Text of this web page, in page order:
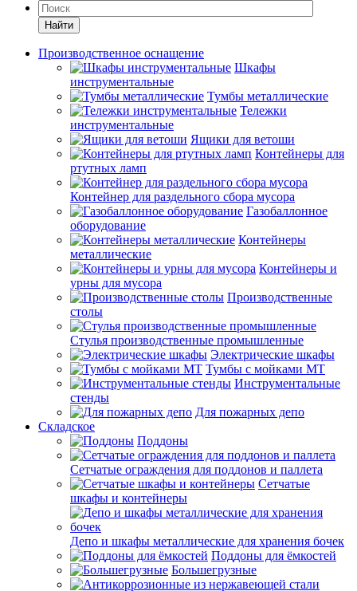
Найти
Производственное оснащение
Шкафы
инструментальные
Тумбы металлические
Тележки
инструментальные
Ящики для ветоши
Контейнеры для
ртутных ламп
Контейнер для раздельного сбора мусора
Газобаллонное
оборудование
Контейнеры
металлические
Контейнеры и
урны для мусора
Производственные
столы
Стулья производственные промышленные
Электрические шкафы
Тумбы с мойками МТ
Инструментальные
стенды
Для пожарных депо
Складское
Поддоны
Сетчатые ограждения для поддонов и паллета
Сетчатые
шкафы и контейнеры
Депо и шкафы металлические для хранения бочек
Поддоны для ёмкостей
Большегрузные